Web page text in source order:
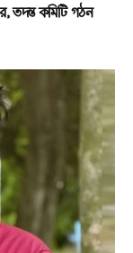
তদন্ত কমিটি গঠন